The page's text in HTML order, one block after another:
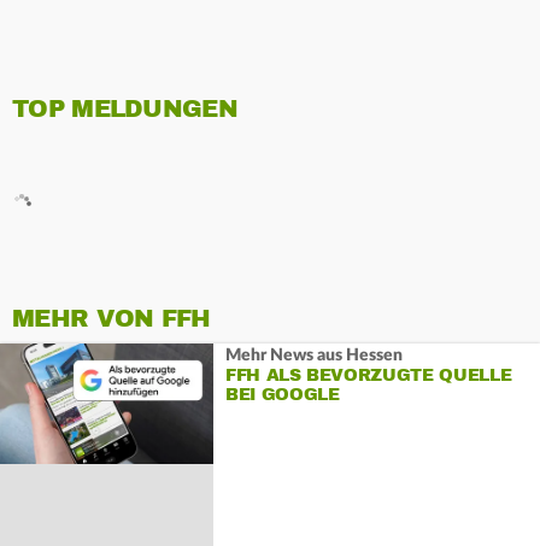
TOP MELDUNGEN
MEHR VON FFH
Mehr News aus Hessen
FFH ALS BEVORZUGTE QUELLE
BEI GOOGLE